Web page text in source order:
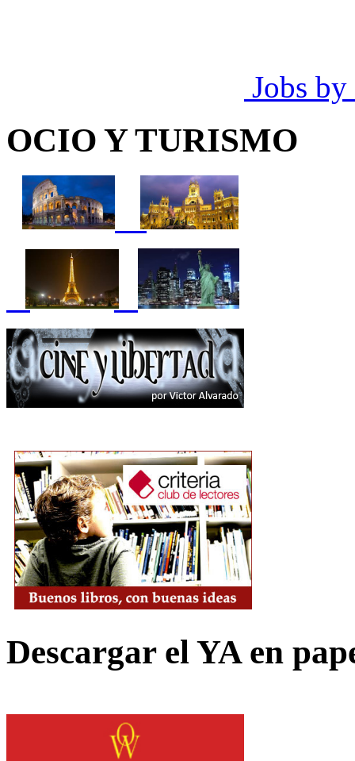
Jobs by
OCIO Y TURISMO
Descargar el YA en